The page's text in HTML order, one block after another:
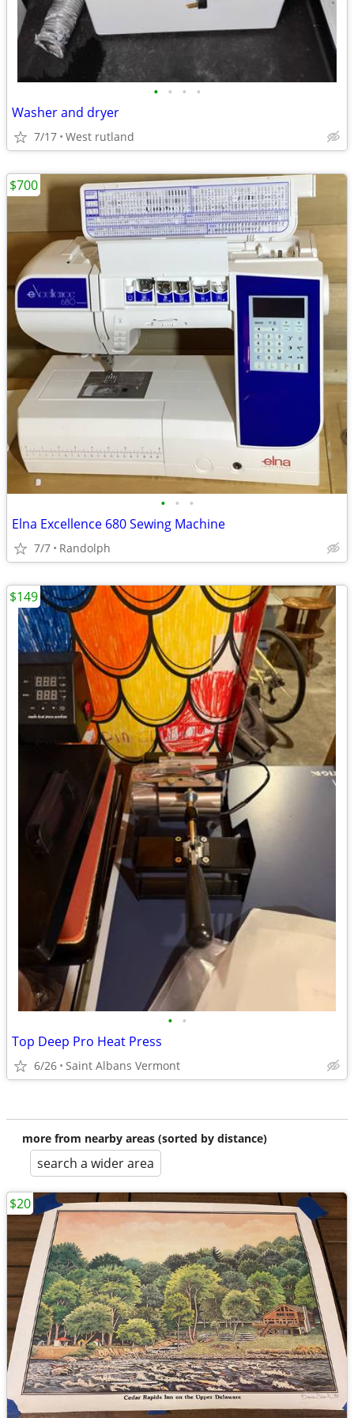
• • • •
Washer and dryer
7/17 West rutland
• • •
Elna Excellence 680 Sewing Machine
7/7 Randolph
$700
• •
Top Deep Pro Heat Press
6/26 Saint Albans Vermont
$149
more from nearby areas (sorted by distance)
search a wider area
$20